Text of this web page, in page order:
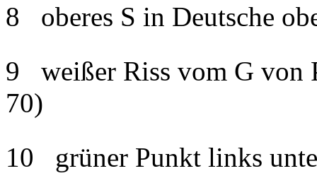
8 oberes S in Deutsche
9 weißer Riss vom G von
70)
10 grüner Punkt links